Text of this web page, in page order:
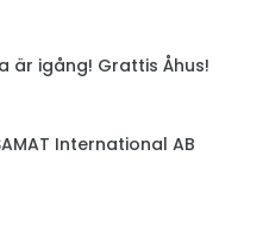
är igång! Grattis Åhus!
International AB